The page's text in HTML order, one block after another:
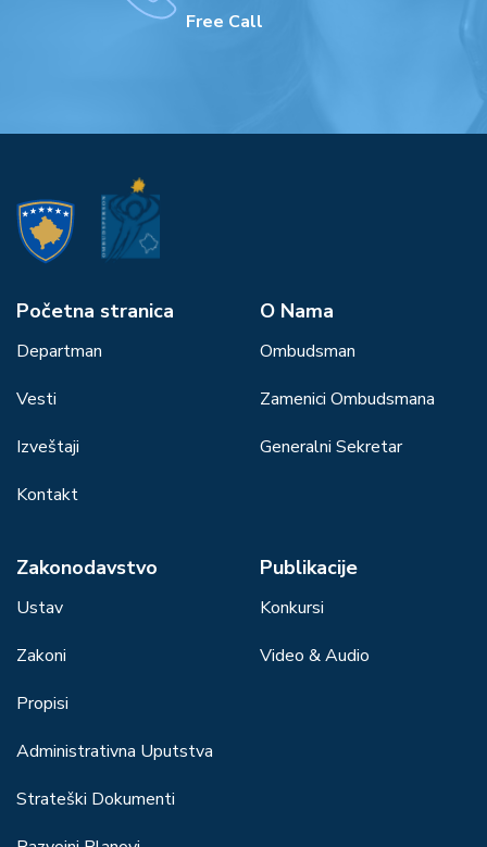
Free Call
Početna stranica
Departman
Vesti
Izveštaji
Kontakt
О Nama
Ombudsman
Zamenici Ombudsmana
Generalni Sekretar
Zakonodavstvo
Ustav
Zakoni
Propisi
Administrativna Uputstva
Strateški Dokumenti
Publikacije
Konkursi
Video & Audio